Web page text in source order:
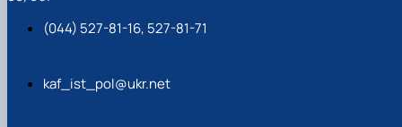
(044) 527-81-16, 527-81-71
kaf_ist_pol@ukr.net